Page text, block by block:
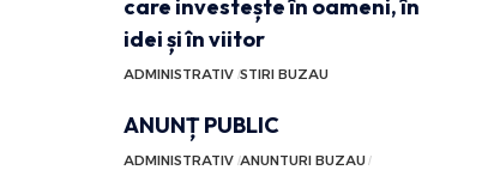
care investește în oameni, în
idei și în viitor
ADMINISTRATIV STIRI BUZAU
ANUNȚ PUBLIC
ADMINISTRATIV ANUNTURI BUZAU